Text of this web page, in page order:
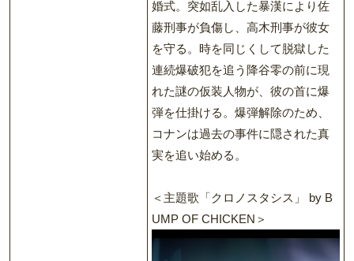
婚式。突如乱入した暴漢により佐
藤刑事が負傷し、高木刑事が彼女
を守る。時を同じくして脱獄した
連続爆破犯を追う降谷零の前に現
れた謎の仮装人物が、彼の首に爆
弾を仕掛ける。爆弾解除のため、
コナンは過去の事件に隠された真
実を追い始める。
＜主題歌「クロノスタシス」 by B
UMP OF CHICKEN＞